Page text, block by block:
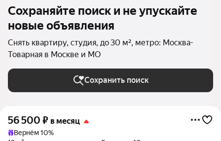
Сохраняйте поиск и не упускайте
новые объявления
Снять квартиру, студия, до 30 м², метро: Москва-
Товарная в Москве и МО
Сохранить поиск
56 500 ₽ в месяц
Вернём 10%